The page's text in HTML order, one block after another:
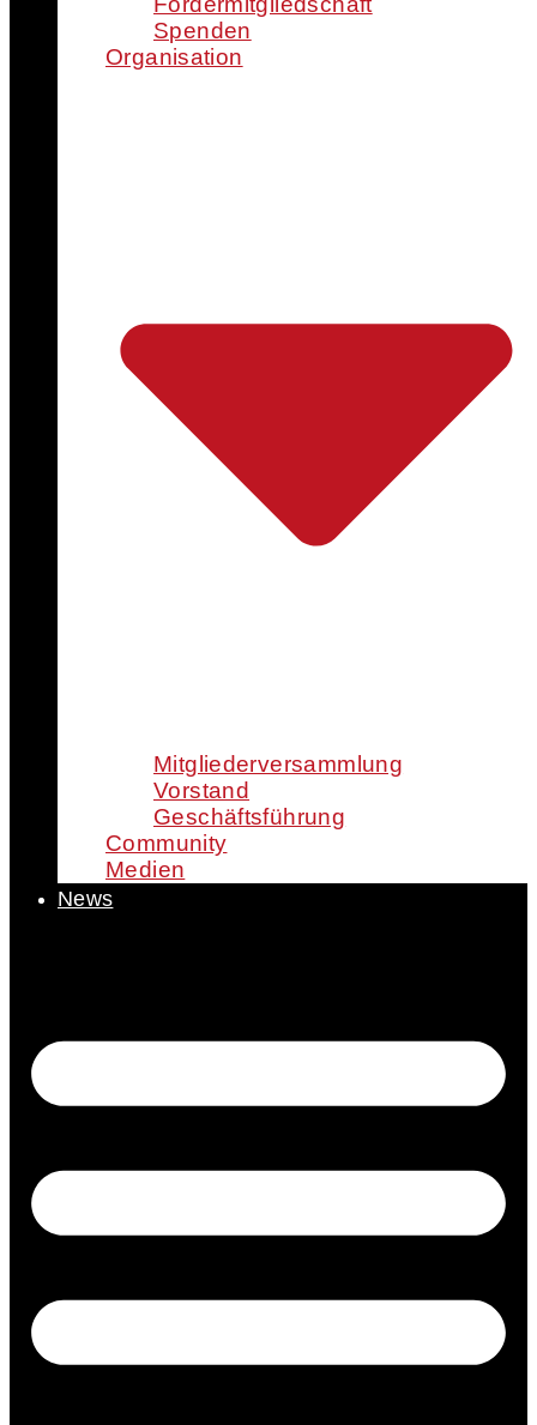
Spenden
Organisation
Mitgliederversammlung
Vorstand
Geschäftsführung
Community
Medien
News